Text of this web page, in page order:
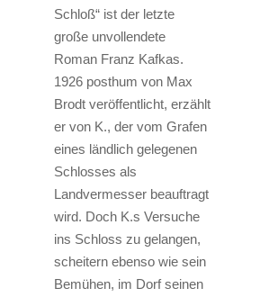
Schloß“ ist der letzte
große unvollendete
Roman Franz Kafkas.
1926 posthum von Max
Brodt veröffentlicht, erzählt
er von K., der vom Grafen
eines ländlich gelegenen
Schlosses als
Landvermesser beauftragt
wird. Doch K.s Versuche
ins Schloss zu gelangen,
scheitern ebenso wie sein
Bemühen, im Dorf seinen